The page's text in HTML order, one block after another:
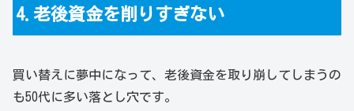
4.老後資金を削りすぎない
買い替えに夢中になって、老後資金を取り崩してしまうの
も50代に多い落とし穴です。